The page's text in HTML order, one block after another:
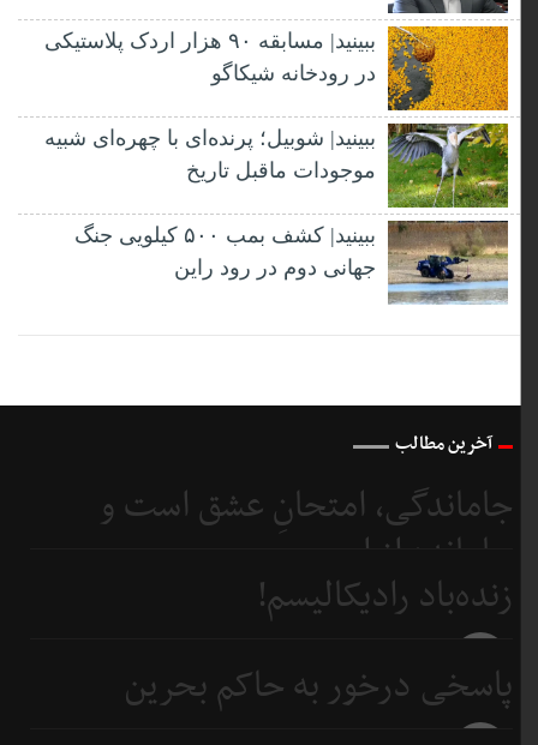
ببینید| مسابقه ۹۰ هزار اردک پلاستیکی
در رودخانه شیکاگو
ببینید| شوبیل؛ پرنده‌ای با چهره‌ای شبیه
موجودات ماقبل تاریخ
ببینید| کشف بمب ۵۰۰ کیلویی جنگ
جهانی دوم در رود راین
آخرین مطالب
جاماندگی، امتحانِ عشق است و
جامانده از اربعین...
7 روز
زنده‌باد رادیکالیسم!
پاسخی درخور به حاکم بحرین